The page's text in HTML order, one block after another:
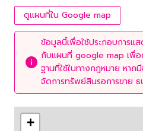
ดูแผนที่ใน Google map
ข้อมูลนี้เพื่อใช้ประกอบการ
กับแผนที่ google map เพื่
ฐานที่ใช้ในทางกฎหมาย หา
จัดการทรัพย์สินรอการขาย
+